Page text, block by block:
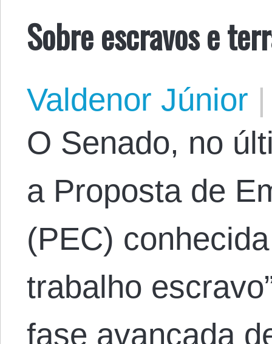
Sobre escravos e
Valdenor Júnior |
O Senado, no
a Proposta de
(PEC)
trabalho
fase avançada